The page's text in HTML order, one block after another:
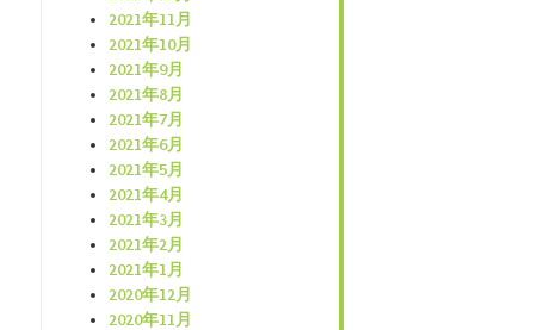
2021年11月
2021年10月
2021年9月
2021年8月
2021年7月
2021年6月
2021年5月
2021年4月
2021年3月
2021年2月
2021年1月
2020年12月
2020年11月